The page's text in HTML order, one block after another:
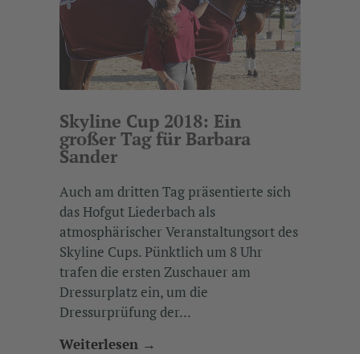
Skyline Cup 2018: Ein
großer Tag für Barbara
Sander
Auch am dritten Tag präsentierte sich
das Hofgut Liederbach als
atmosphärischer Veranstaltungsort des
Skyline Cups. Pünktlich um 8 Uhr
trafen die ersten Zuschauer am
Dressurplatz ein, um die
Dressurprüfung der...
Weiterlesen →